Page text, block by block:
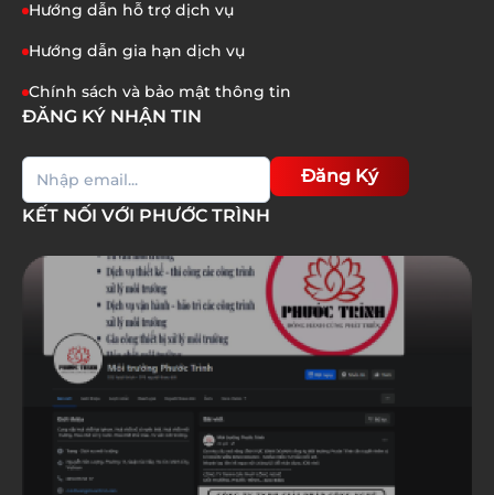
Chính sách và bảo mật thông tin
ĐĂNG KÝ NHẬN TIN
Đăng Ký